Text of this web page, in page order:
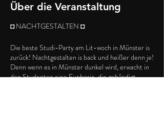
Über die Veranstaltung
◘ NACHTGESTALTEN ◘
Die beste Studi-Party am Lit-woch in Münster is
zurück! Nachtgestalten is back und heißer denn je!
Denn wenn es in Münster dunkel wird, erwacht in
den Studenten eine Euphorie, die gebändigt